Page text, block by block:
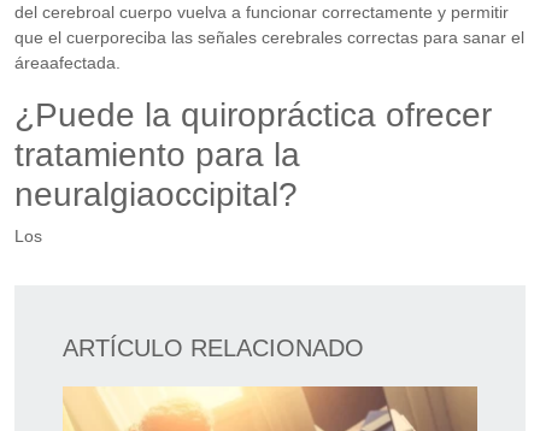
del cerebroal cuerpo vuelva a funcionar correctamente y permitir
que el cuerporeciba las señales cerebrales correctas para sanar el
áreaafectada.
¿Puede la quiropráctica ofrecer
tratamiento para la
neuralgiaoccipital?
Los
ARTÍCULO RELACIONADO